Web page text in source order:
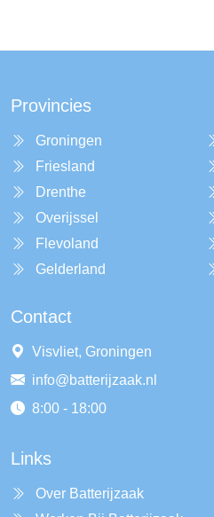
Provincies
Groningen
Friesland
Drenthe
Overijssel
Flevoland
Gelderland
Contact
Visvliet, Groningen
info@batterijzaak.nl
8:00 - 18:00
Links
Over Batterijzaak